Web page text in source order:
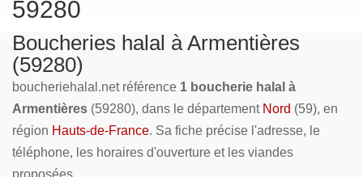
59280
Boucheries halal à Armentières
(59280)
boucheriehalal.net référence 1 boucherie halal à
Armentières (59280), dans le département Nord (59), en
région Hauts-de-France. Sa fiche précise l'adresse, le
téléphone, les horaires d'ouverture et les viandes
proposées.